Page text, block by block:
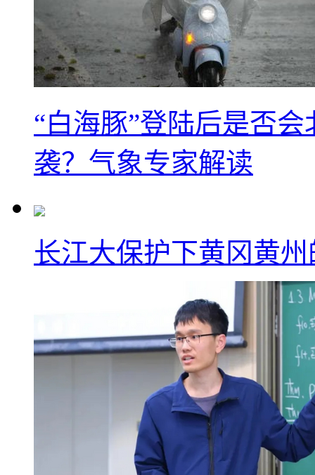
“白海豚”登陆后是否
袭？气象专家解读
长江大保护下黄冈黄